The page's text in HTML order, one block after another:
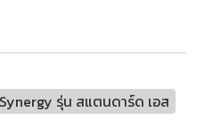
รุ่น สแตนดาร์ด เอส